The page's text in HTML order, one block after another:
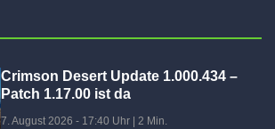
Crimson Desert Update 1.000.434 –
Patch 1.17.00 ist da
7. August 2026 - 17:40 Uhr |2 Min.